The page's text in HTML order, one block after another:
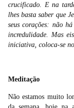
crucificado. E na
lhes basta saber que
seus corações: não
incredulidade. Mas
iniciativa, coloca-se
Meditação
Não estamos muito
da semana, hoje na